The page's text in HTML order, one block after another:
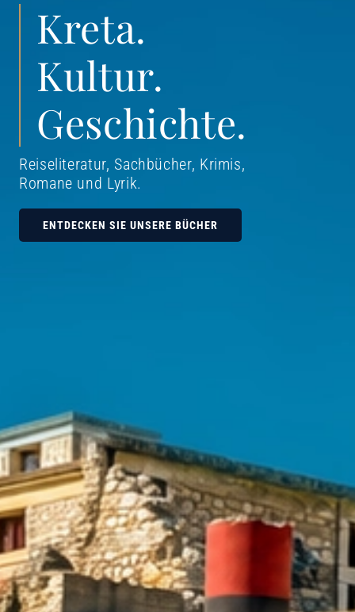
Kreta.
Kultur.
Geschichte.
Reiseliteratur, Sachbücher, Krimis,
Romane und Lyrik.
ENTDECKEN SIE UNSERE BÜCHER